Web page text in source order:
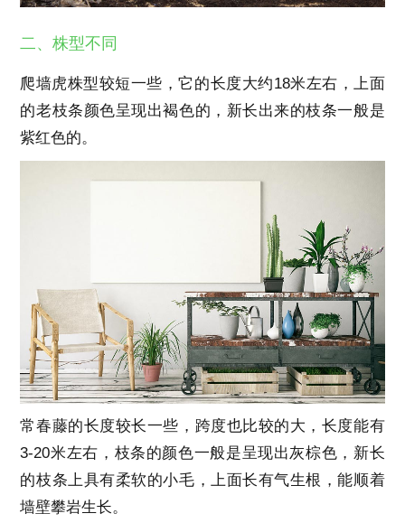
二、株型不同
爬墙虎株型较短一些，它的长度大约18米左右，上面
的老枝条颜色呈现出褐色的，新长出来的枝条一般是
紫红色的。
常春藤的长度较长一些，跨度也比较的大，长度能有
3-20米左右，枝条的颜色一般是呈现出灰棕色，新长
的枝条上具有柔软的小毛，上面长有气生根，能顺着
墙壁攀岩生长。